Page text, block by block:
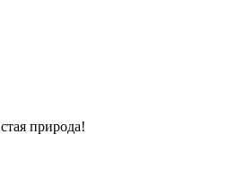
природа!